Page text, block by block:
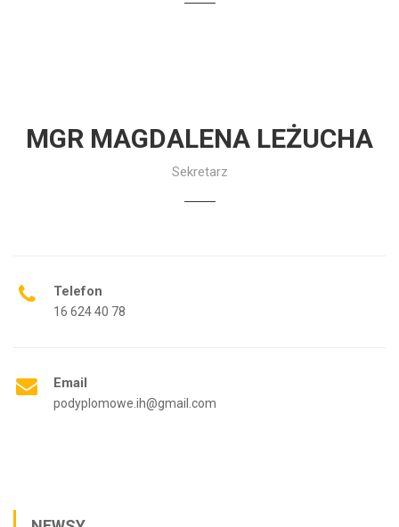
MGR MAGDALENA LEŻUCHA
Sekretarz
Telefon
16 624 40 78
Email
podyplomowe.ih@gmail.com